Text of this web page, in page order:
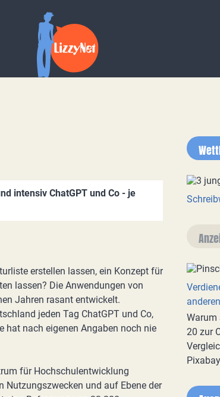
intensiv ChatGPT und Co - je
erstellen lassen, ein Konzept für
lassen? Die Anwendungen von
Jahren rasant entwickelt.
jeden Tag ChatGPT und Co,
hat nach eigenen Angaben noch nie
für Hochschulentwicklung
Nutzungszwecken und auf Ebene der
Warum
20 zur